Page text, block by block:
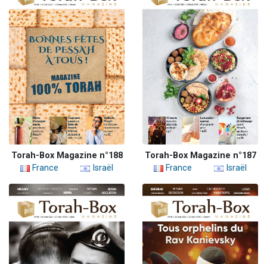
Torah-Box Magazine n°188
France
Israël
Torah-Box Magazine n°187
France
Israël